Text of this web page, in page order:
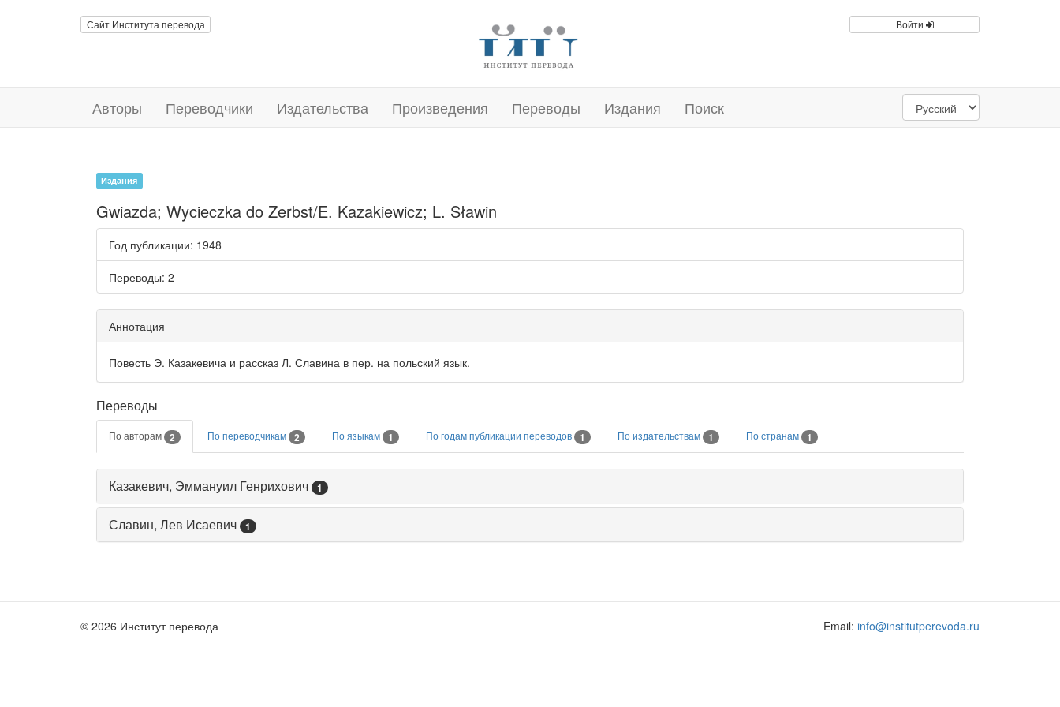
Сайт Института перевода Войти
Авторы Переводчики Издательства Произведения Переводы Издания Поиск
Издания
Gwiazda; Wycieczka do Zerbst/E. Kazakiewicz; L. Sławin
Год публикации: 1948
Переводы: 2
Аннотация
Повесть Э. Казакевича и рассказ Л. Славина в пер. на польский язык.
Переводы
По авторам 2 По переводчикам 2 По языкам 1 По годам публикации переводов 1 По издательствам 1 По странам 1
Казакевич, Эммануил Генрихович 1
Славин, Лев Исаевич 1
© 2026 Институт перевода Email: info@institutperevoda.ru